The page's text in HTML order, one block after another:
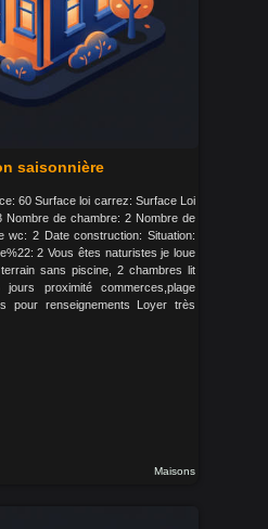
saisonnière
60 Surface loi carrez: Surface Loi
Nombre de chambre: 2 Nombre de
wc: 2 Date construction: Situation:
2 Vous êtes naturistes je loue
sans piscine, 2 chambres lit
proximité commerces,plage
pour renseignements Loyer très
Maisons